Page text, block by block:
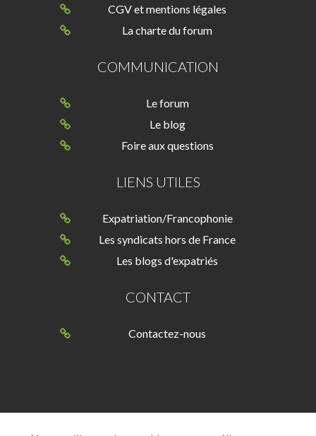
CGV et mentions légales
La charte du forum
COMMUNICATION
Le forum
Le blog
Foire aux questions
LIENS UTILES
Expatriation/Francophonie
Les syndicats hors de France
Les blogs d'expatriés
CONTACT
Contactez-nous